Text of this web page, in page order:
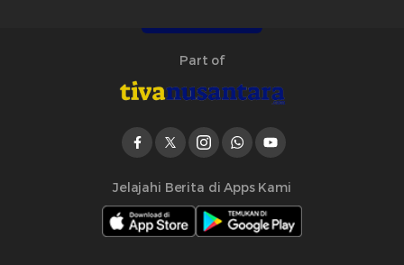
Part of
Jelajahi Berita di Apps Kami